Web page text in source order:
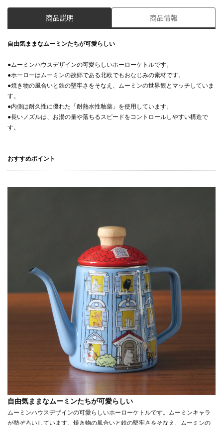
商品説明 商品情報
自由気ままなムーミンたちが可愛らしい
●ムーミンハウスデザインの可愛らしいホーローケトルです。
●ホーローはムーミンの故郷である北欧でもおなじみの素材です。
●焼き物の風合いと鉄の堅牢さをそなえ、ムーミンの世界観とマッチしていま
す。
●内側は耐久性に優れた「耐熱水性釉薬」を使用しています。
●長いノズルは、お湯の量や落ちるスピードをコントロールしやすい構造で
す。
おすすめポイント
自由気ままなムーミンたちが可愛らしい
ムーミンハウスデザインの可愛らしいホーローケトルです。ムーミンキャラ
が勢ぞろいしています。焼き物の風合いと鉄の堅牢さをそなえ、ムーミンの